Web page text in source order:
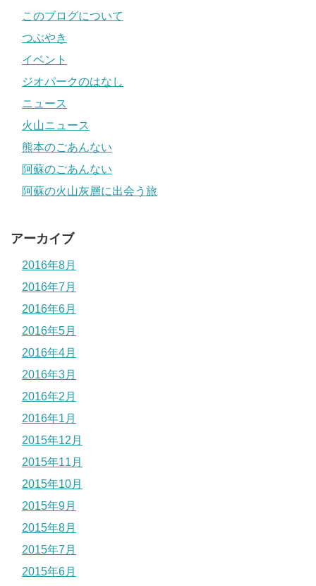
このブログについて
つぶやき
イベント
ジオパークのはなし
ニュース
火山ニュース
熊本のごあんない
阿蘇のごあんない
阿蘇の火山灰層に出会う旅
アーカイブ
2016年8月
2016年7月
2016年6月
2016年5月
2016年4月
2016年3月
2016年2月
2016年1月
2015年12月
2015年11月
2015年10月
2015年9月
2015年8月
2015年7月
2015年6月